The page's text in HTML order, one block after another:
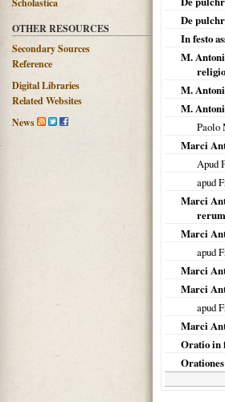
Scholastica
OTHER RESOURCES
Secondary Sources
Reference
Digital Libraries
Related Websites
News
De
In festo
M.
M.
M.
Paolo
Marci
Apud
apud
Marci
Marci
apud
Marci
Marci
apud
Marci
Oratio in
Orationes